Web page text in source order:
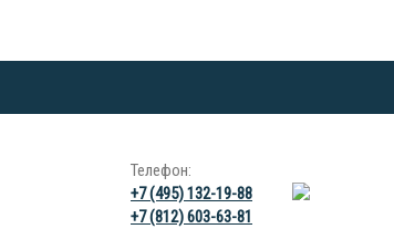
Телефон:
+7 (495) 132-19-88
+7 (812) 603-63-81